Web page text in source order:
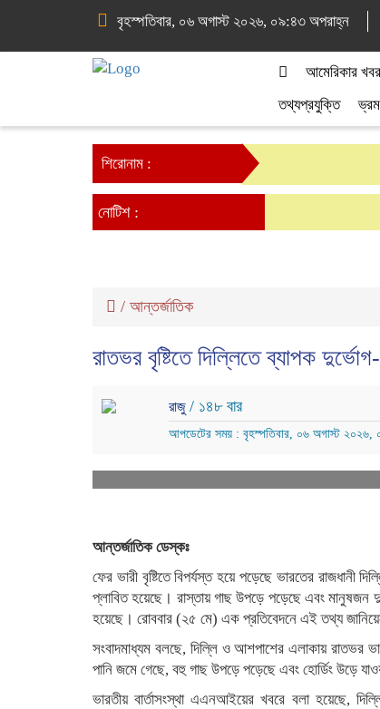
বৃহস্পতিবার, ০৬ অগাস্ট ২০২৬, ০৯:৪৩ অপরাহ্ন
আমেরিকার খবর
তথ্যপ্রযুক্তি
শিরোনাম :
নোটিশ :
/ আন্তর্জাতিক
রাতভর বৃষ্টিতে দিল্লিতে ব্যাপক
রাজু / ১৪৮ বার
আপডেটের সময় : বৃহস্পতিবার, ০৬ অগাস্ট ২০২৬,
আন্তর্জাতিক ডেস্কঃ
ফের ভারী বৃষ্টিতে বিপর্যস্ত হয়ে পড়েছে ভারতের
প্লাবিত হয়েছে। রাস্তায় গাছ উপড়ে পড়েছে এবং মানুষজন
হয়েছে। রোববার (২৫ মে) এক প্রতিবেদনে এই তথ্য
সংবাদমাধ্যম বলছে, দিল্লি ও আশপাশের এলাকায় রাতভর
পানি জমে গেছে, বহু গাছ উপড়ে পড়েছে এবং হোর্ডিং উড়ে
ভারতীয় বার্তাসংস্থা এএনআইয়ের খবরে বলা হয়েছে,